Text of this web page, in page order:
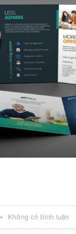
Không có bình luận